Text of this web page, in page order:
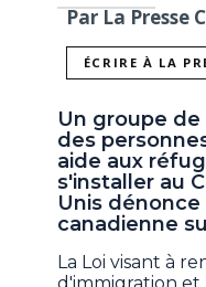
Par La Presse
ÉCRIRE À LA
Un groupe
des
aide aux
s'installer au
Unis
canadienne
La Loi visant à